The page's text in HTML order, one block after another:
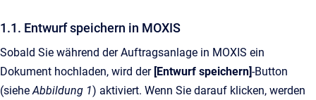
1.1. Entwurf speichern in MOXIS
Sobald Sie während der Auftragsanlage in MOXIS ein
Dokument hochladen, wird der[Entwurf speichern]-Button
(sieheAbbildung 1) aktiviert. Wenn Sie darauf klicken, werden